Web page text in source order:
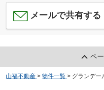
メールで共有する
ペ
山福不動産 > 物件一覧 > グランデー